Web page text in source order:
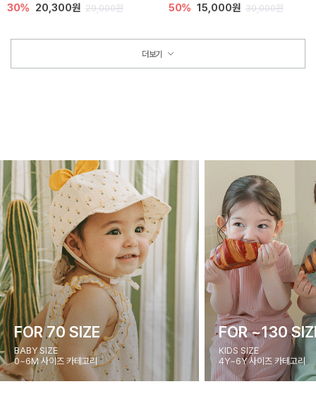
30% 20,300원 29,000원 50% 15,000원 30,000원
더보기
FOR 70 SIZE
BABY SIZE
0~6M 사이즈 카테고리
FOR ~130
KIDS SIZE
4Y~6Y 사이즈 카테고리